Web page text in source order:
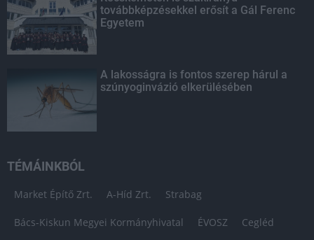
továbbképzésekkel erősít a Gál Ferenc
Egyetem
A lakosságra is fontos szerep hárul a
szúnyoginvázió elkerülésében
TÉMÁINKBÓL
Market Építő Zrt. A-Híd Zrt. Strabag
Bács-Kiskun Megyei Kormányhivatal ÉVOSZ Cegléd